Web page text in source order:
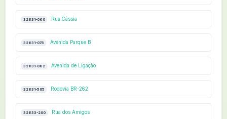
32631-060 Rua Cássia
32631-075 Avenida Parque B
32631-082 Avenida de Ligação
32631-505 Rodovia BR-262
32633-200 Rua dos Amigos